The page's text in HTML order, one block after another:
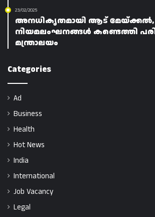
23/02/2025
അനധികൃതമായി ആട് മേയ്ക്കൽ,
നിയമലംഘനങ്ങൾ കണ്ടെത്തി
മന്ത്രാലയം
Categories
Ad
Business
Health
Hot News
India
International
Job Vacancy
Legal